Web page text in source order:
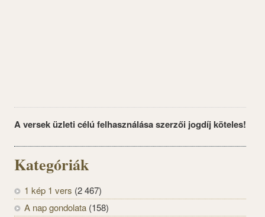
A versek üzleti célú felhasználása szerzői jogdíj köteles!
Kategóriák
1 kép 1 vers (2 467)
A nap gondolata (158)